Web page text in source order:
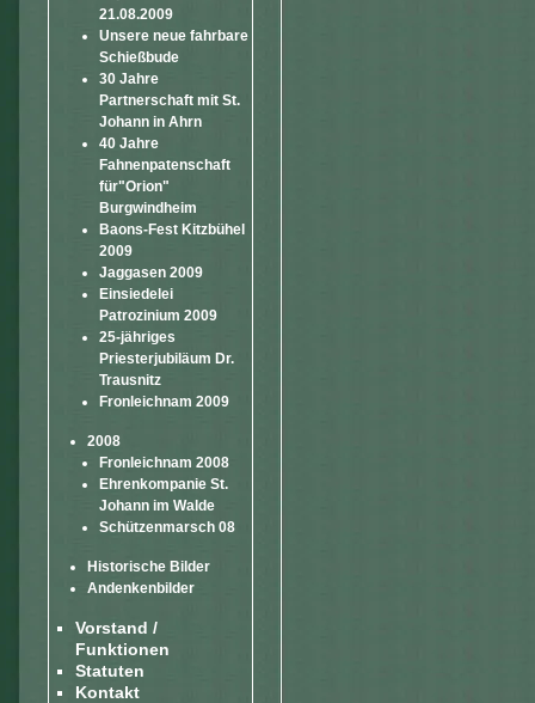
21.08.2009
Unsere neue fahrbare
Schießbude
30 Jahre
Partnerschaft mit St.
Johann in Ahrn
40 Jahre
Fahnenpatenschaft
für"Orion"
Burgwindheim
Baons-Fest Kitzbühel
2009
Jaggasen 2009
Einsiedelei
Patrozinium 2009
25-jähriges
Priesterjubiläum Dr.
Trausnitz
Fronleichnam 2009
2008
Fronleichnam 2008
Ehrenkompanie St.
Johann im Walde
Schützenmarsch 08
Historische Bilder
Andenkenbilder
Vorstand /
Funktionen
Statuten
Kontakt